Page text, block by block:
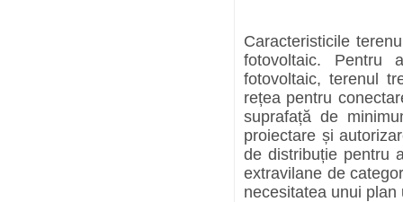
Caracteristicile
fotovoltaic. Pentru
fotovoltaic, terenul
rețea pentru
suprafață de
proiectare și
de distribuție pentru
extravilane de
necesitatea unui